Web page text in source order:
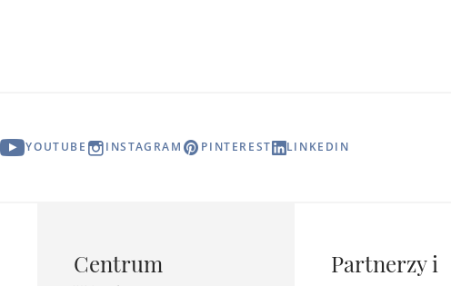
YOUTUBE INSTAGRAM PINTEREST LINKEDIN
Centrum
Partnerzy i